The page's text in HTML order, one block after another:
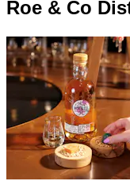
Roe & Co